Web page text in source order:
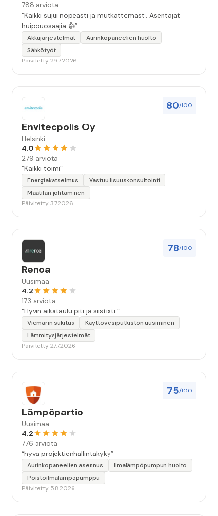
788 arviota
“Kaikki sujui nopeasti ja mutkattomasti. Asentajat
huippuosaajia 👍”
Akkujärjestelmät
Aurinkopaneelien huolto
Sähkötyöt
Päivitetty 29.7.2026
80/100
Envitecpolis Oy
Helsinki
4.0
279 arviota
“Kaikki toimi”
Energiakatselmus
Vastuullisuuskonsultointi
Maatilan johtaminen
Päivitetty 3.7.2026
78/100
Renoa
Uusimaa
4.2
173 arviota
“Hyvin aikataulu piti ja siististi ”
Viemärin sukitus
Käyttövesiputkiston uusiminen
Lämmitysjärjestelmät
Päivitetty 27.7.2026
75/100
Lämpöpartio
Uusimaa
4.2
776 arviota
“hyvä projektienhallintakyky”
Aurinkopaneelien asennus
Ilmalämpöpumpun huolto
Poistoilmalämpöpumppu
Päivitetty 5.8.2026